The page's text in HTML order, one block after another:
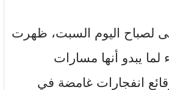
لصباح اليوم السبت، ظهرت
يبدو أنها مسارات
انفجارات غامضة في